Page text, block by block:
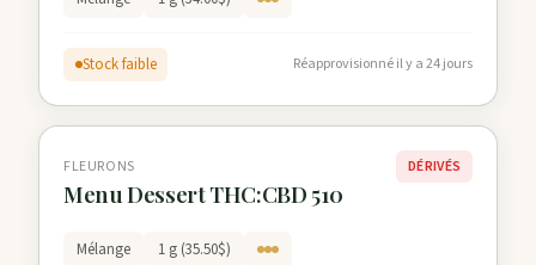
Stock faible Réapprovisionné il y a 24 jours
FLEURONS
Menu Dessert THC:CBD 510
DÉRIVÉS
Mélange 1 g (35.50$)